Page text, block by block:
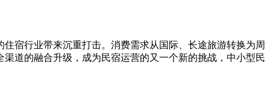
住宿行业带来沉重打击。消费需求从国际、长途旅游转换为周
道的融合升级，成为民宿运营的又一个新的挑战，中小型民